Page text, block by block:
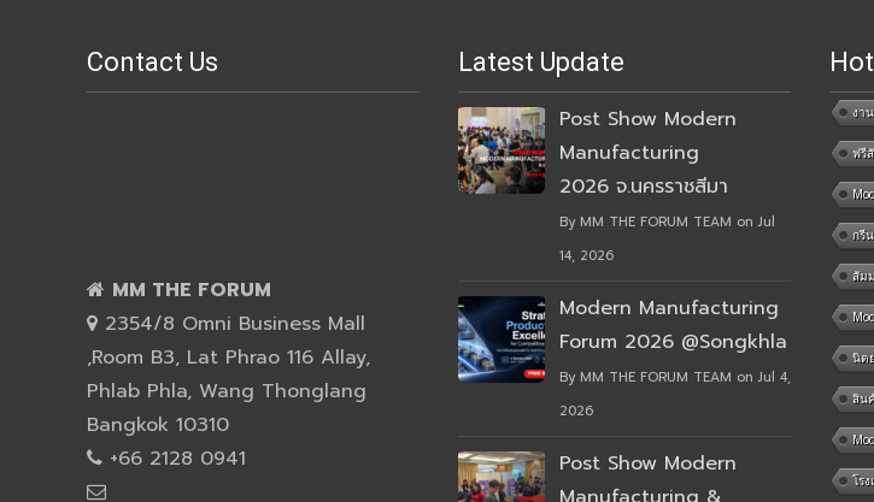
Contact Us
MM THE FORUM
2354/8 Omni Business Mall
,Room B3, Lat Phrao 116 Allay,
Phlab Phla, Wang Thonglang
Bangkok 10310
+66 2128 0941
Latest Update
Post Show Modern
Manufacturing
2026 จ.นครราชสีมา
By MM THE FORUM TEAM on Jul
14, 2026
Modern Manufacturing
Forum 2026 @Songkhla
By MM THE FORUM TEAM on Jul 4,
2026
Post Show Modern
งา
ฟรี
กรี
สัม
นิต
สิน
โร